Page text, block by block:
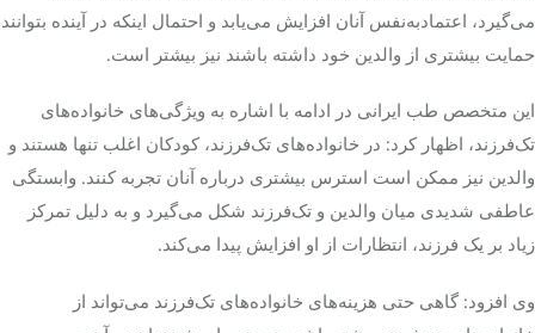
می‌گیرد، اعتمادبه‌نفس آنان افزایش می‌یابد و احتمال اینکه در آینده بتوانند
حمایت بیشتری از والدین خود داشته باشند نیز بیشتر است.
این متخصص طب ایرانی در ادامه با اشاره به ویژگی‌های خانواده‌های
تک‌فرزند، اظهار کرد: در خانواده‌های تک‌فرزند، کودکان اغلب تنها هستند و
والدین نیز ممکن است استرس بیشتری درباره آنان تجربه کنند. وابستگی
عاطفی شدیدی میان والدین و تک‌فرزند شکل می‌گیرد و به دلیل تمرکز
زیاد بر یک فرزند، انتظارات از او افزایش پیدا می‌کند.
وی افزود: گاهی حتی هزینه‌های خانواده‌های تک‌فرزند می‌تواند از